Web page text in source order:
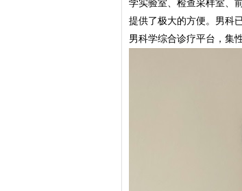
学实验室、检查采样室、
提供了极大的方便。男科
男科学综合诊疗平台，集